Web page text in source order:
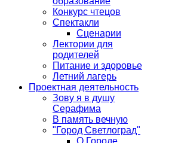
Конкурс чтецов
Спектакли
Сценарии
Лектории для
родителей
Питание и здоровье
Летний лагерь
Проектная деятельность
Зову я в душу
Серафима
В память вечную
"Город Светлоград"